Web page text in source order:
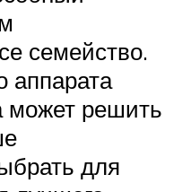
семейство.
аппарата
может решить
для